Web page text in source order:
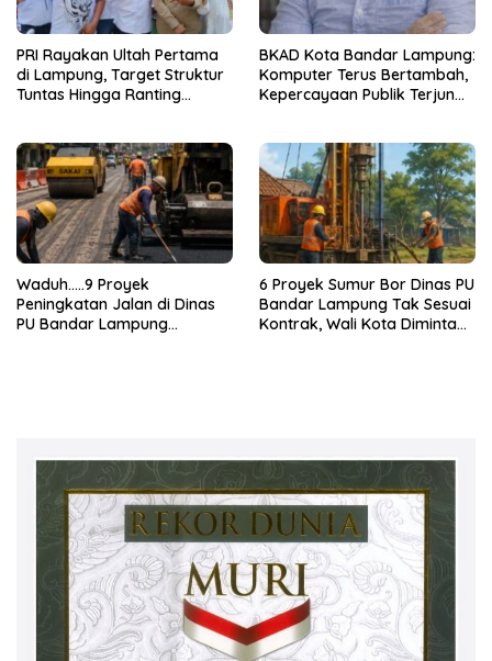
PRI Rayakan Ultah Pertama
di Lampung, Target Struktur
Tuntas Hingga Ranting
BKAD Kota Bandar Lampung:
Komputer Terus Bertambah,
Kepercayaan Publik Terjun
Waduh…..9 Proyek
Peningkatan Jalan di Dinas
PU Bandar Lampung
6 Proyek Sumur Bor Dinas PU
Bandar Lampung Tak Sesuai
Kontrak, Wali Kota Diminta